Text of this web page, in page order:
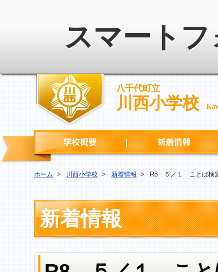
スマート
八千代町立
川西小学校
学校概要
ホーム > 川西小学校 > 新着情報 > R8 ５／１ ことば検
新着情報